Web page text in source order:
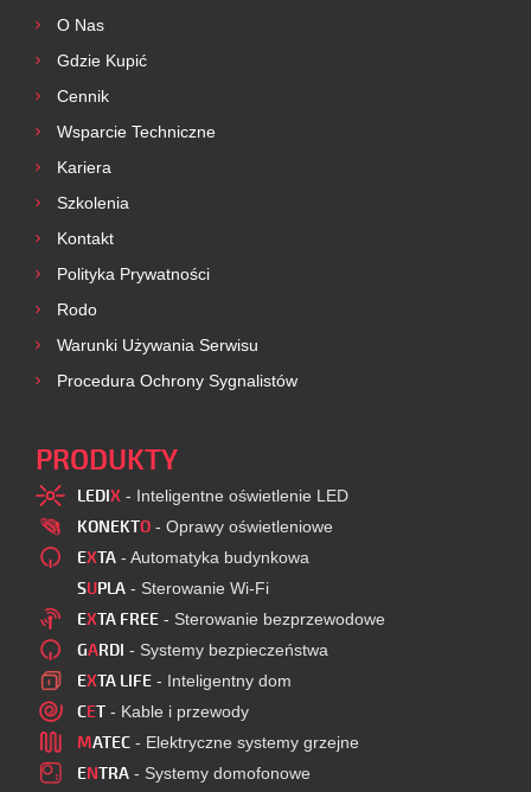
O Nas
Gdzie Kupić
Cennik
Wsparcie Techniczne
Kariera
Szkolenia
Kontakt
Polityka Prywatności
Rodo
Warunki Używania Serwisu
Procedura Ochrony Sygnalistów
PRODUKTY
LEDIX - Inteligentne oświetlenie LED
KONEKTO - Oprawy oświetleniowe
EXTA - Automatyka budynkowa
SUPLA - Sterowanie Wi-Fi
EXTA FREE - Sterowanie bezprzewodowe
GARDI - Systemy bezpieczeństwa
EXTA LIFE - Inteligentny dom
CET - Kable i przewody
MATEC - Elektryczne systemy grzejne
ENTRA - Systemy domofonowe